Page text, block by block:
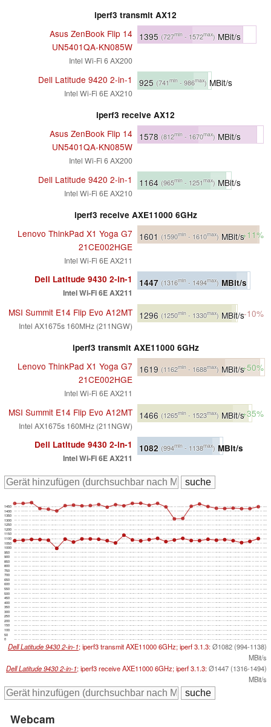
iperf3 transmit AX12
Asus ZenBook Flip 14
UN5401QA-KN085W
Intel Wi-Fi 6 AX200
1395 (727min - 1572max)MBit/s
Dell Latitude 9420 2-in-1
Intel Wi-Fi 6E AX210
925 (741min - 986max)MBit/s
iperf3 receive AX12
Asus ZenBook Flip 14
UN5401QA-KN085W
Intel Wi-Fi 6 AX200
1578 (812min - 1670max)MBit/s
Dell Latitude 9420 2-in-1
Intel Wi-Fi 6E AX210
1164 (965min - 1251max)MBit/s
iperf3 receive AXE11000 6GHz
Lenovo ThinkPad X1 Yoga G7
21CE002HGE
Intel Wi-Fi 6E AX211
1601 (1590min - 1610max) MBit/s+11%
Dell Latitude 9430 2-in-1
Intel Wi-Fi 6E AX211
1447 (1316min - 1494max) MBit/s
MSI Summit E14 Flip Evo A12MT
Intel AX1675s 160MHz (211NGW)
1296 (1250min - 1330max) MBit/s-10%
iperf3 transmit AXE11000 6GHz
Lenovo ThinkPad X1 Yoga G7
21CE002HGE
Intel Wi-Fi 6E AX211
1619 (1162min - 1688max) MBit/s+50%
MSI Summit E14 Flip Evo A12MT
Intel AX1675s 160MHz (211NGW)
1466 (1265min - 1523max) MBit/s+35%
Dell Latitude 9430 2-in-1
Intel Wi-Fi 6E AX211
1082 (994min - 1138max)MBit/s
0
50
100
150
200
250
300
350
400
450
500
550
600
650
700
750
800
850
900
950
1000
1050
1100
1150
1200
1250
1300
1350
1400
1450
Dell Latitude 9430 2-in-1; iperf3 transmit AXE11000 6GHz; iperf 3.1.3:Ø1082 (994-1138)
MBit/s
Dell Latitude 9430 2-in-1; iperf3 receive AXE11000 6GHz; iperf 3.1.3:Ø1447 (1316-1494)
MBit/s
Webcam